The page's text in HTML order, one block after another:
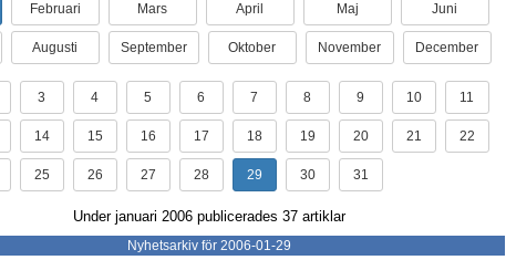
Februari Mars April Maj Juni
Augusti September Oktober November December
3 4 5 6 7 8 9 10 11
14 15 16 17 18 19 20 21 22
25 26 27 28 29 30 31
Under januari 2006 publicerades 37 artiklar
Nyhetsarkiv för 2006-01-29